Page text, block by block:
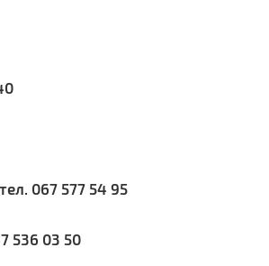
067 577 54 95
536 03 50